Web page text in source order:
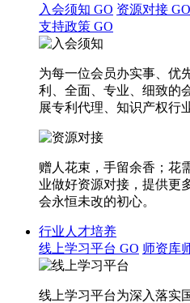
入会须知 GO 资源对接 GO
支持政策 GO
为每一位会员办实事、优
利、全面、专业、细致的
展专利代理、知识产权行
赠人花束，手留余香；花
业做好资源对接，提供更
会永恒未改的初心。
行业人才培养
线上学习平台 GO 师资库
线上学习平台为深入落实